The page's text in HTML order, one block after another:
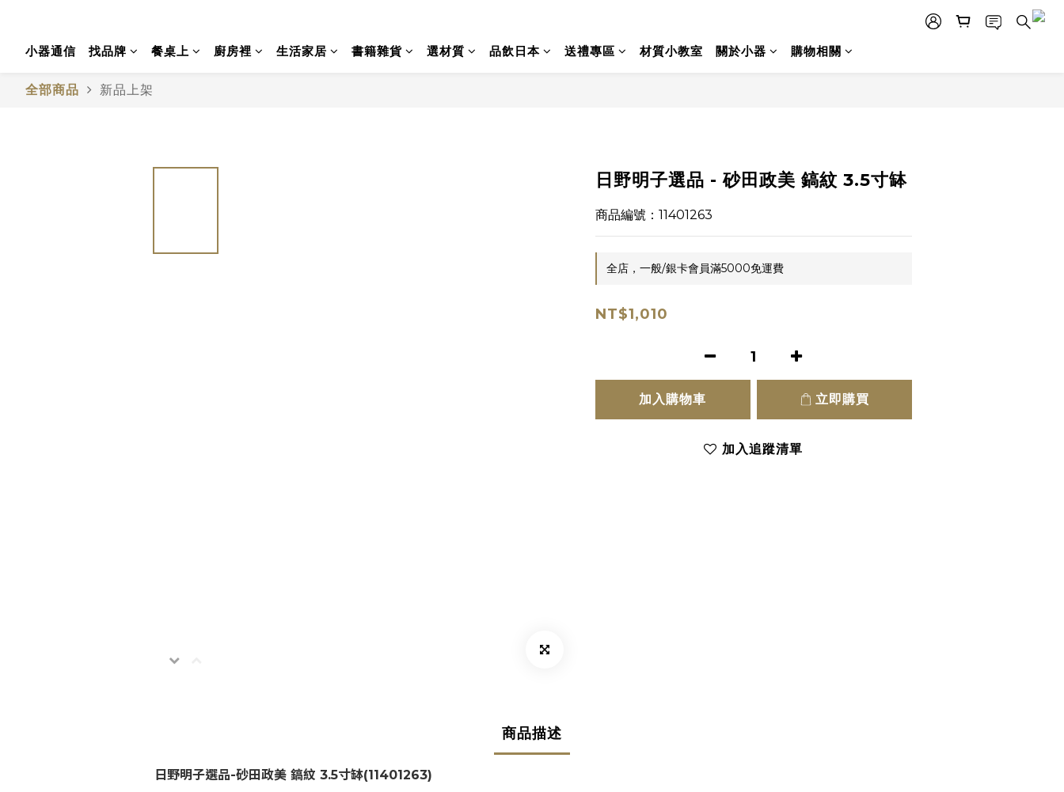
小器通信 找品牌 餐桌上 廚房裡 生活家居 書籍雜貨 選材質 品飲日本 送禮專區 材質小教室 關於小器 購物相關
全部商品 新品上架
日野明子選品 - 砂田政美 鎬紋 3.5寸缽
商品編號：11401263
全店，一般/銀卡會員滿5000免運費
NT$1,010
加入購物車 立即購買
加入追蹤清單
商品描述
日野明子選品-砂田政美 鎬紋 3.5寸缽(11401263)